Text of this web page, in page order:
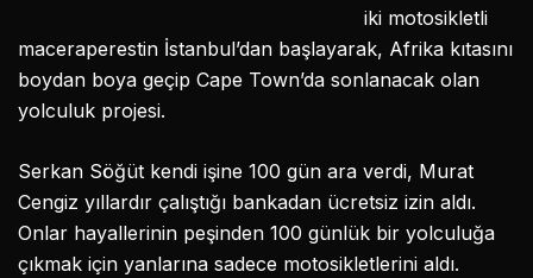
iki motosikletli
maceraperestin İstanbul’dan başlayarak, Afrika kıtasını
boydan boya geçip Cape Town’da sonlanacak olan
yolculuk projesi.
Serkan Söğüt kendi işine 100 gün ara verdi, Murat
Cengiz yıllardır çalıştığı bankadan ücretsiz izin aldı.
Onlar hayallerinin peşinden 100 günlük bir yolculuğa
çıkmak için yanlarına sadece motosikletlerini aldı.